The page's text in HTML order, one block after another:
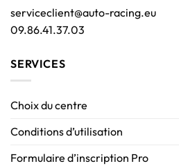
serviceclient@auto-racing.eu
09.86.41.37.03
SERVICES
Choix du centre
Conditions d’utilisation
Formulaire d’inscription Pro